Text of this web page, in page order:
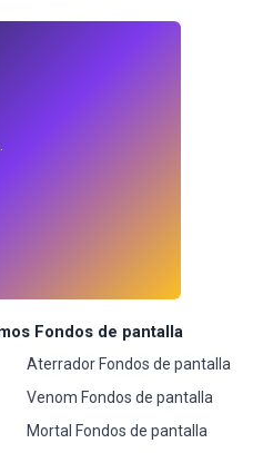
Fondos de pantalla
Aterrador Fondos de pantalla
Venom Fondos de pantalla
Mortal Fondos de pantalla